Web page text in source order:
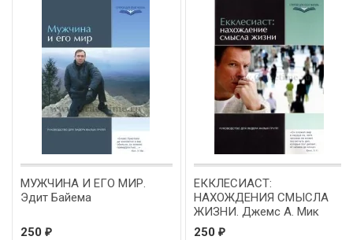
МУЖЧИНА И ЕГО МИР.
Эдит Байема
250 ₽
ЕККЛЕСИАСТ:
НАХОЖДЕНИЯ СМЫСЛА
ЖИЗНИ. Джемс А. Мик
250 ₽